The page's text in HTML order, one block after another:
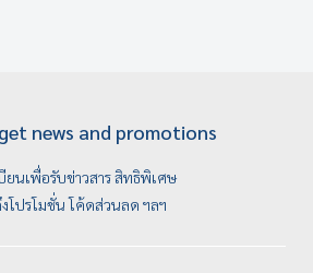
news and promotions
ยนเพื่อรับข่าวสาร สิทธิพิเศษ
โปรโมชั่น โค้ดส่วนลด ฯลฯ